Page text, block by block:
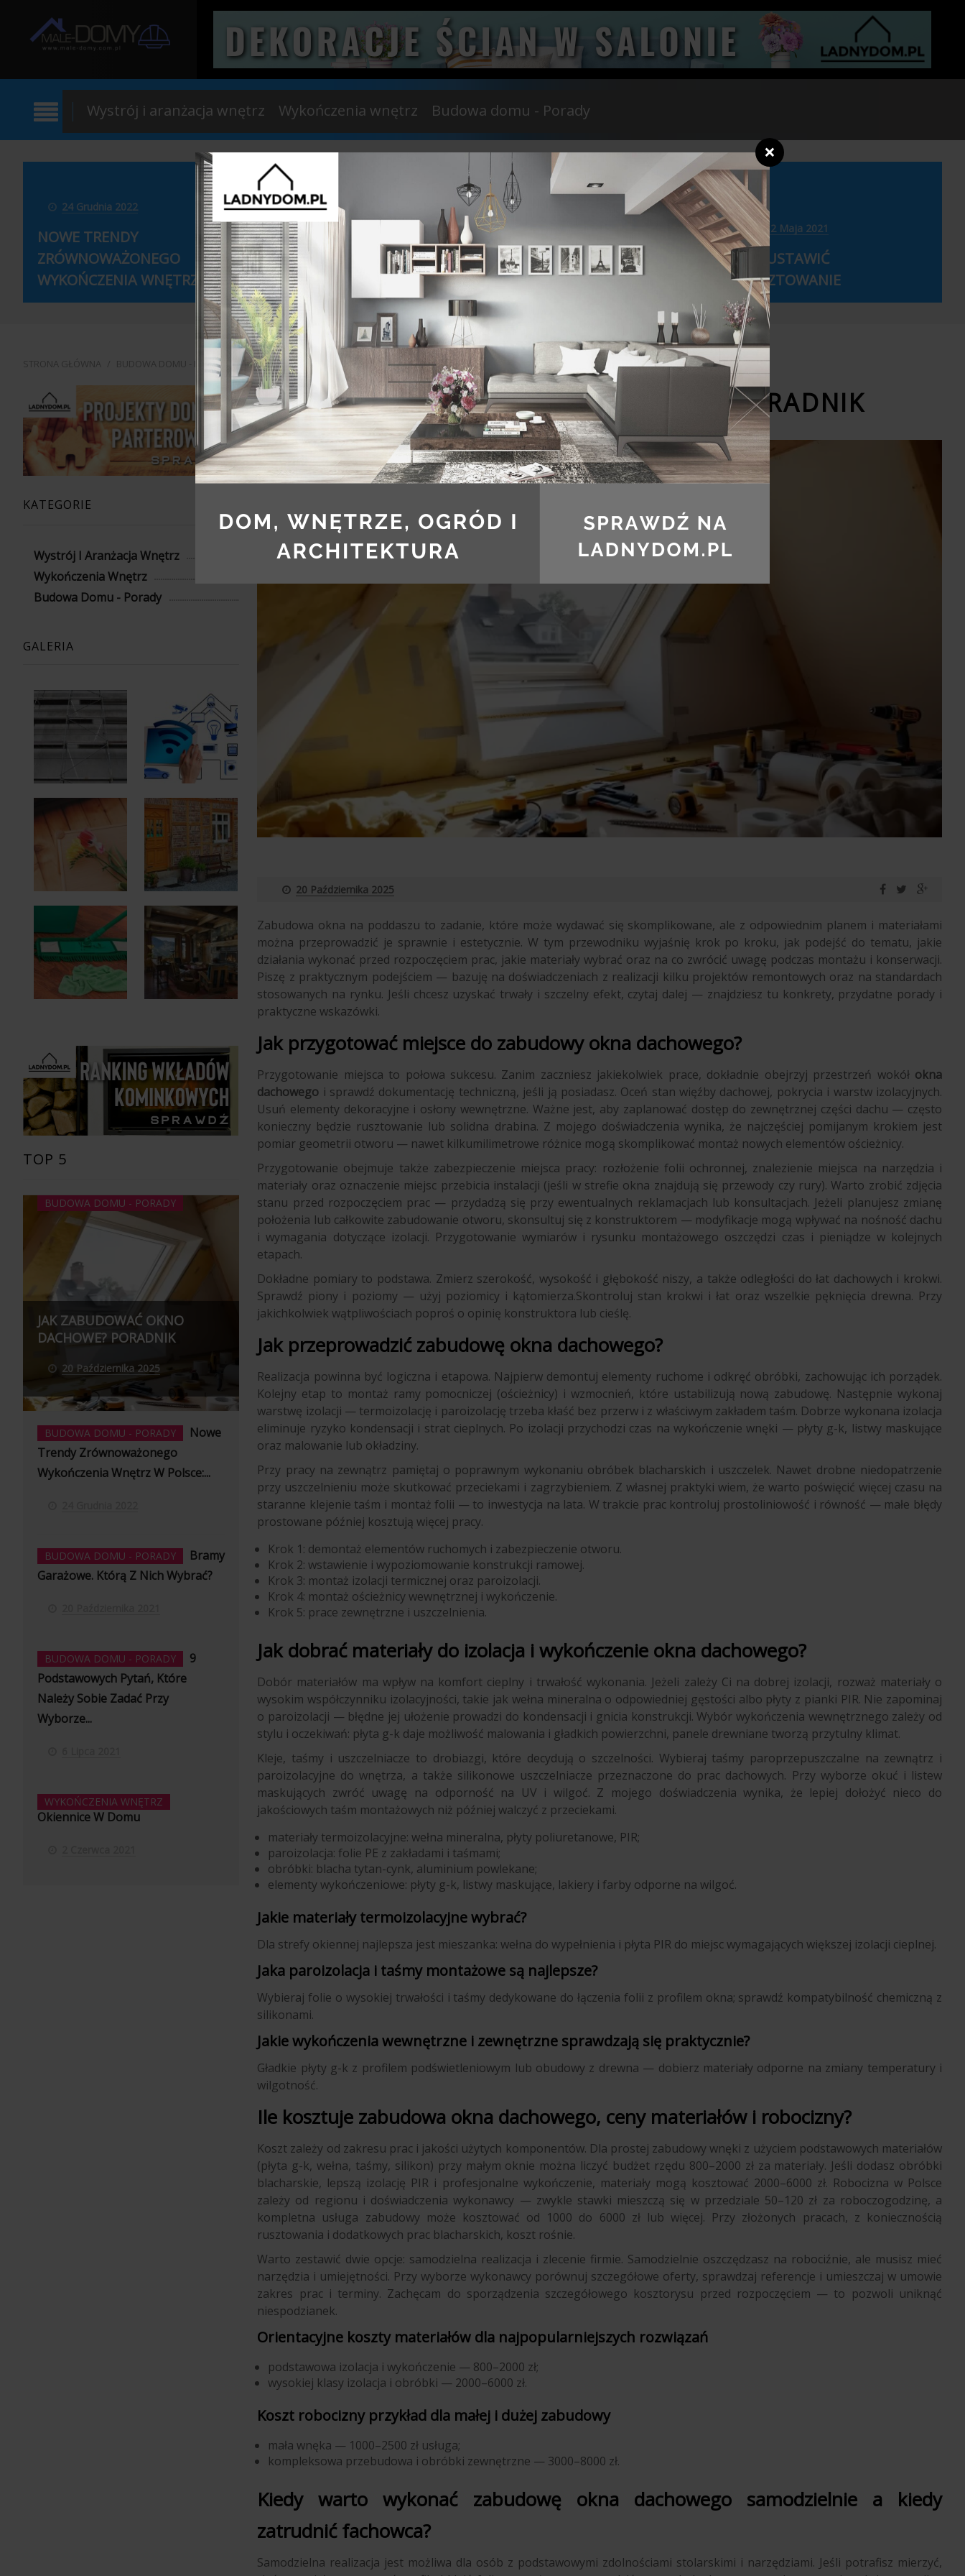
Wystrój i aranżacja wnętrz Wykończenia wnętrz Budowa domu - Porady
24 Grudnia 2022
NOWE TRENDY
ZRÓWNOWAŻONEGO
WYKOŃCZENIA WNĘTRZ...
20 Października 2021
BRAMY GARAŻOWE. KTÓRĄ
Z NICH WYBRAĆ?
9 PODSTAWOWYCH PYTAŃ,
KTÓRE NALEŻY SOBIE...
12 Maja 2021
JAK USTAWIĆ
RUSZTOWANIE
STRONA GŁÓWNA BUDOWA DOMU - PORADY JAK ZABUDOWAĆ OKNO DACHOWE? PORADNIK
JAK ZABUDOWAĆ OKNO DACHOWE? PORADNIK
20 Października 2025
Zabudowa okna na poddaszu to zadanie, które może wydawać się skomplikowane, ale z odpowiednim planem i materiałami
można przeprowadzić je sprawnie i estetycznie. W tym przewodniku wyjaśnię krok po kroku, jak podejść do tematu, jakie
działania wykonać przed rozpoczęciem prac, jakie materiały wybrać oraz na co zwrócić uwagę podczas montażu i konserwacji.
Piszę z praktycznym podejściem — bazuję na doświadczeniach z realizacji kilku projektów remontowych oraz na standardach
stosowanych na rynku. Jeśli chcesz uzyskać trwały i szczelny efekt, czytaj dalej — znajdziesz tu konkrety, przydatne porady i
praktyczne wskazówki.
Jak przygotować miejsce do zabudowy okna dachowego?
Przygotowanie miejsca to połowa sukcesu. Zanim zaczniesz jakiekolwiek prace, dokładnie obejrzyj przestrzeń wokół okna
dachowego i sprawdź dokumentację techniczną, jeśli ją posiadasz. Oceń stan więźby dachowej, pokrycia i warstw izolacyjnych.
Usuń elementy dekoracyjne i osłony wewnętrzne. Ważne jest, aby zaplanować dostęp do zewnętrznej części dachu — często
konieczny będzie rusztowanie lub solidna drabina. Z mojego doświadczenia wynika, że najczęściej pomijanym krokiem jest
pomiar geometrii otworu — nawet kilkumilimetrowe różnice mogą skomplikować montaż nowych elementów ościeżnicy.
Przygotowanie obejmuje także zabezpieczenie miejsca pracy: rozłożenie folii ochronnej, znalezienie miejsca na narzędzia i
materiały oraz oznaczenie miejsc przebicia instalacji (jeśli w strefie okna znajdują się przewody czy rury). Warto zrobić zdjęcia
stanu przed rozpoczęciem prac — przydadzą się przy ewentualnych reklamacjach lub konsultacjach. Jeżeli planujesz zmianę
położenia lub całkowite zabudowanie otworu, skonsultuj się z konstruktorem — modyfikacje mogą wpływać na nośność dachu
i wymagania dotyczące izolacji. Przygotowanie wymiarów i rysunku montażowego oszczędzi czas i pieniądze w kolejnych
etapach.
Dokładne pomiary to podstawa. Zmierz szerokość, wysokość i głębokość niszy, a także odległości do łat dachowych i krokwi.
Sprawdź piony i poziomy — użyj poziomicy i kątomierza.Skontroluj stan krokwi i łat oraz wszelkie pęknięcia drewna. Przy
jakichkolwiek wątpliwościach poproś o opinię konstruktora lub cieślę.
Jak przeprowadzić zabudowę okna dachowego?
Realizacja powinna być logiczna i etapowa. Najpierw demontuj elementy ruchome i odkręć obróbki, zachowując ich porządek.
Kolejny etap to montaż ramy pomocniczej (ościeżnicy) i wzmocnień, które ustabilizują nową zabudowę. Następnie wykonaj
warstwę izolacji — termoizolację i paroizolację trzeba kłaść bez przerw i z właściwym zakładem taśm. Dobrze wykonana izolacja
eliminuje ryzyko kondensacji i strat cieplnych. Po izolacji przychodzi czas na wykończenie wnęki — płyty g-k, listwy maskujące
oraz malowanie lub okładziny.
Przy pracy na zewnątrz pamiętaj o poprawnym wykonaniu obróbek blacharskich i uszczelek. Nawet drobne niedopatrzenie
przy uszczelnieniu może skutkować przeciekami i zagrzybieniem. Z własnej praktyki wiem, że warto poświęcić więcej czasu na
staranne klejenie taśm i montaż folii — to inwestycja na lata. W trakcie prac kontroluj prostoliniowość i równość — małe błędy
prostowane później kosztują więcej pracy.
Krok 1: demontaż elementów ruchomych i zabezpieczenie otworu.
Krok 2: wstawienie i wypoziomowanie konstrukcji ramowej.
Krok 3: montaż izolacji termicznej oraz paroizolacji.
Krok 4: montaż ościeżnicy wewnętrznej i wykończenie.
Krok 5: prace zewnętrzne i uszczelnienia.
Jak dobrać materiały do izolacja i wykończenie okna dachowego?
Dobór materiałów ma wpływ na komfort cieplny i trwałość wykonania. Jeżeli zależy Ci na dobrej izolacji, rozważ materiały o
wysokim współczynniku izolacyjności, takie jak wełna mineralna o odpowiedniej gęstości albo płyty z pianki PIR. Nie zapominaj
o paroizolacji — błędne jej ułożenie prowadzi do kondensacji i gnicia konstrukcji. Wybór wykończenia wewnętrznego zależy od
stylu i oczekiwań: płyta g-k daje możliwość malowania i gładkich powierzchni, panele drewniane tworzą przytulny klimat.
Kleje, taśmy i uszczelniacze to drobiazgi, które decydują o szczelności. Wybieraj taśmy paroprzepuszczalne na zewnątrz i
paroizolacyjne do wnętrza, a także silikonowe uszczelniacze przeznaczone do prac dachowych. Przy wyborze okuć i listew
maskujących zwróć uwagę na odporność na UV i wilgoć. Z mojego doświadczenia wynika, że lepiej dołożyć nieco do
jakościowych taśm montażowych niż później walczyć z przeciekami.
materiały termoizolacyjne: wełna mineralna, płyty poliuretanowe, PIR;
paroizolacja: folie PE z zakładami i taśmami;
obróbki: blacha tytan-cynk, aluminium powlekane;
elementy wykończeniowe: płyty g-k, listwy maskujące, lakiery i farby odporne na wilgoć.
Jakie materiały termoizolacyjne wybrać?
Dla strefy okiennej najlepsza jest mieszanka: wełna do wypełnienia i płyta PIR do miejsc wymagających większej izolacji cieplnej.
Jaka paroizolacja i taśmy montażowe są najlepsze?
Wybieraj folie o wysokiej trwałości i taśmy dedykowane do łączenia folii z profilem okna; sprawdź kompatybilność chemiczną z
silikonami.
Jakie wykończenia wewnętrzne i zewnętrzne sprawdzają się praktycznie?
Gładkie płyty g-k z profilem podświetleniowym lub obudowy z drewna — dobierz materiały odporne na zmiany temperatury i
wilgotność.
Ile kosztuje zabudowa okna dachowego, ceny materiałów i robocizny?
Koszt zależy od zakresu prac i jakości użytych komponentów. Dla prostej zabudowy wnęki z użyciem podstawowych materiałów
(płyta g-k, wełna, taśmy, silikon) przy małym oknie można liczyć budżet rzędu 800–2000 zł za materiały. Jeśli dodasz obróbki
blacharskie, lepszą izolację PIR i profesjonalne wykończenie, materiały mogą kosztować 2000–6000 zł. Robocizna w Polsce
zależy od regionu i doświadczenia wykonawcy — zwykle stawki mieszczą się w przedziale 50–120 zł za roboczogodzinę, a
kompletna usługa zabudowy może kosztować od 1000 do 6000 zł lub więcej. Przy złożonych pracach, z koniecznością
rusztowania i dodatkowych prac blacharskich, koszt rośnie.
Warto zestawić dwie opcje: samodzielna realizacja i zlecenie firmie. Samodzielnie oszczędzasz na robociźnie, ale musisz mieć
narzędzia i umiejętności. Przy wyborze wykonawcy porównuj szczegółowe oferty, sprawdzaj referencje i umieszczaj w umowie
zakres prac i terminy. Zachęcam do sporządzenia szczegółowego kosztorysu przed rozpoczęciem — to pozwoli uniknąć
niespodzianek.
Orientacyjne koszty materiałów dla najpopularniejszych rozwiązań
podstawowa izolacja i wykończenie — 800–2000 zł;
wysokiej klasy izolacja i obróbki — 2000–6000 zł.
Koszt robocizny przykład dla małej i dużej zabudowy
mała wnęka — 1000–2500 zł usługa;
kompleksowa przebudowa i obróbki zewnętrzne — 3000–8000 zł.
Kiedy warto wykonać zabudowę okna dachowego samodzielnie a kiedy
zatrudnić fachowca?
Samodzielna realizacja jest możliwa dla osób z podstawowymi zdolnościami stolarskimi i narzędziami. Jeśli potrafisz mierzyć,
KATEGORIE
Wystrój I Aranżacja Wnętrz
Wykończenia Wnętrz
Budowa Domu - Porady
GALERIA
TOP 5
BUDOWA DOMU - PORADY
JAK ZABUDOWAĆ OKNO
DACHOWE? PORADNIK
20 Października 2025
BUDOWA DOMU - PORADY
Nowe
Trendy Zrównoważonego
Wykończenia Wnętrz W Polsce:...
BUDOWA DOMU - PORADY
Bramy
Garażowe. Którą Z Nich Wybrać?
BUDOWA DOMU - PORADY
9
Podstawowych Pytań, Które
Należy Sobie Zadać Przy
Wyborze...
WYKOŃCZENIA WNĘTRZ
Okiennice W Domu
❌